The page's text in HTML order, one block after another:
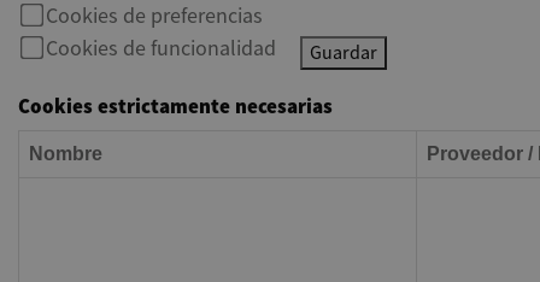
Cookies de preferencias
Cookies de funcionalidad
Guardar
Cookies estrictamente necesarias
Nombre Proveedor /